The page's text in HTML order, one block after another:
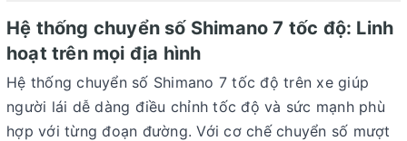
Hệ thống chuyển số Shimano 7 tốc độ: Linh
hoạt trên mọi địa hình
Hệ thống chuyển số Shimano 7 tốc độ trên xe giúp
người lái dễ dàng điều chỉnh tốc độ và sức mạnh phù
hợp với từng đoạn đường. Với cơ chế chuyển số mượt